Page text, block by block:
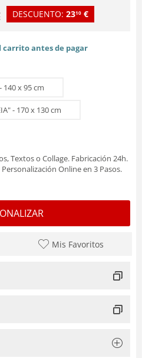
DESCUENTO: 2310 €
carrito antes de pagar
140 x 95 cm
- 170 x 130 cm
Textos o Collage. Fabricación 24h.
Online en 3 Pasos.
Mis Favoritos